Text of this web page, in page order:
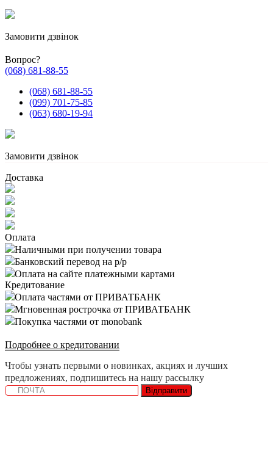
Замовити дзвінок
Вопрос?
(068) 681-88-55
(068) 681-88-55
(099) 701-75-85
(063) 680-19-94
Замовити дзвінок
Доставка
Оплата
Наличными при получении товара
Банковский перевод на р/р
Оплата на сайте платежными картами
Кредитование
Оплата частями от ПРИВАТБАНК
Мгновенная рострочка от ПРИВАТБАНК
Покупка частями от monobank
Подробнее о кредитовании
Чтобы узнать первыми о новинках, акциях и лучших
предложениях, подпишитесь на нашу рассылку
Відправити